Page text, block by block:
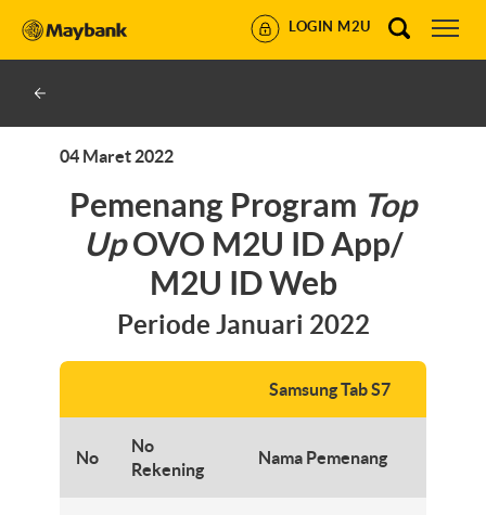
LOGIN M2U
04 Maret 2022
Pemenang Program Top
UpOVO M2U ID App/
M2U ID Web
Periode Januari 2022
Samsung Tab S7
No
No
Rekening
Nama Pemenang